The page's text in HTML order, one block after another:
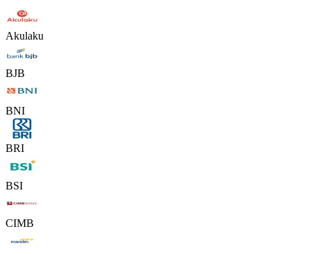
Akulaku
BJB
BNI
BRI
BSI
CIMB